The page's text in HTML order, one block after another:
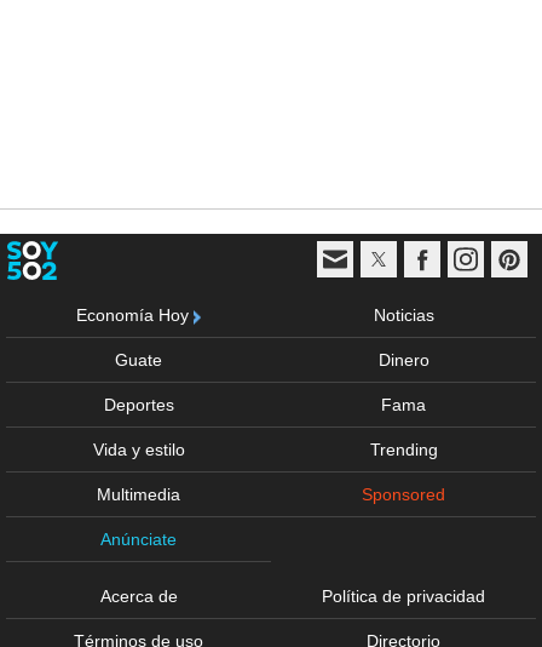
Economía Hoy Noticias
Guate Dinero
Deportes Fama
Vida y estilo Trending
Multimedia Sponsored
Anúnciate
Acerca de Política de privacidad
Términos de uso Directorio